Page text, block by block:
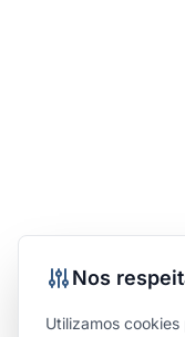
Nos
Utilizamos